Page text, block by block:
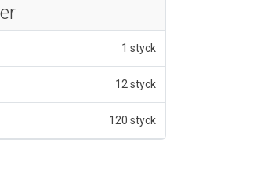
1 styck
12 styck
120 styck